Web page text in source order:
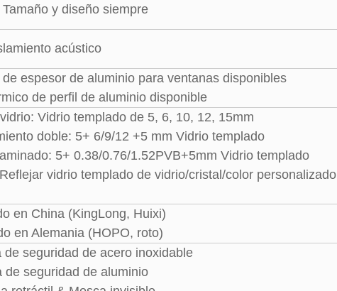
y diseño siempre
acústico
espesor de aluminio para ventanas disponibles
de perfil de aluminio disponible
Vidrio templado de 5, 6, 10, 12, 15mm
doble: 5+ 6/9/12 +5 mm Vidrio templado
5+ 0.38/0.76/1.52PVB+5mm Vidrio templado
vidrio templado de vidrio/cristal/color personalizado
en China (KingLong, Huixi)
en Alemania (HOPO, roto)
seguridad de acero inoxidable
seguridad de aluminio